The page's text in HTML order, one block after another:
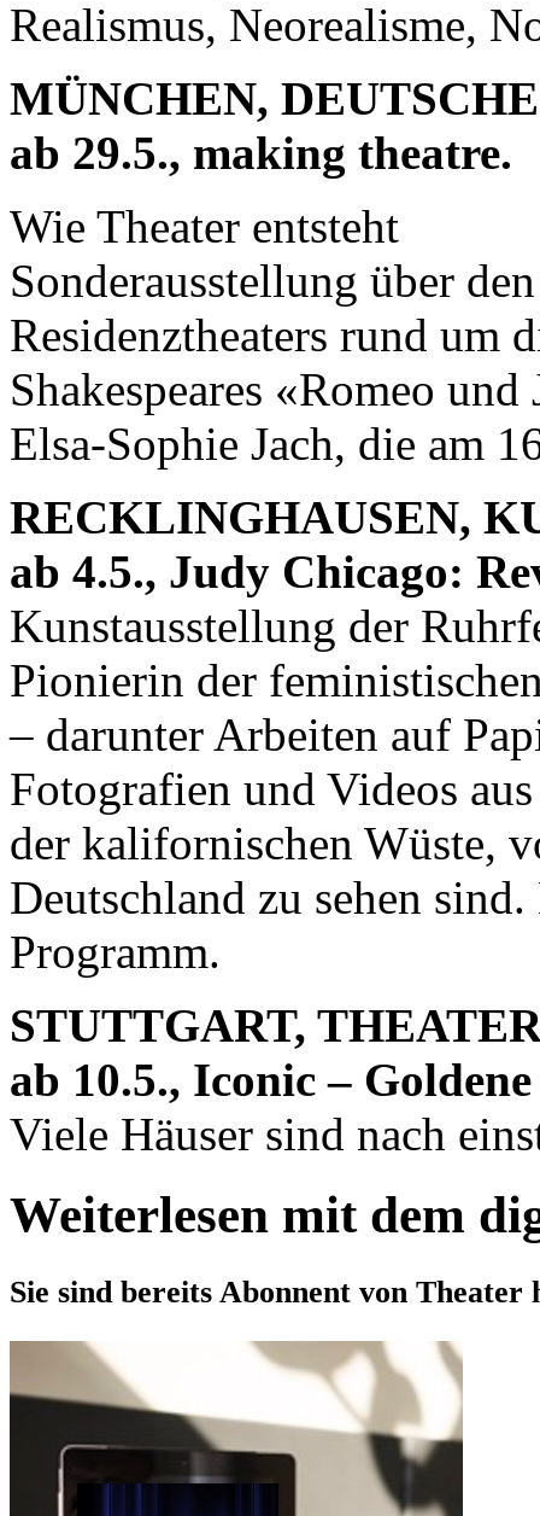
Realismus, Neorealisme,
MÜNCHEN,
ab 29.5., making theatre.
Wie Theater entsteht
Sonderausstellung über
Residenztheaters rund um
Shakespeares «Romeo
Elsa-Sophie Jach, die am
RECKLINGHAUSEN,
ab 4.5., Judy Chicago:
Kunstausstellung der
Pionierin der
– darunter Arbeiten auf
Fotografien und Videos
der kalifornischen Wüste,
Deutschland zu sehen
Programm.
STUTTGART,
ab 10.5., Iconic –
Viele Häuser sind nach
Weiterlesen mit dem
Sie sind bereits Abonnent von Theater